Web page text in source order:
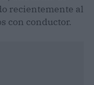
recientemente al
con conductor.